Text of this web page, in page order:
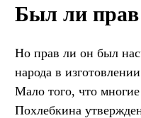
Был ли
Но прав ли он был
народа в
Мало того, что
Похлебкина